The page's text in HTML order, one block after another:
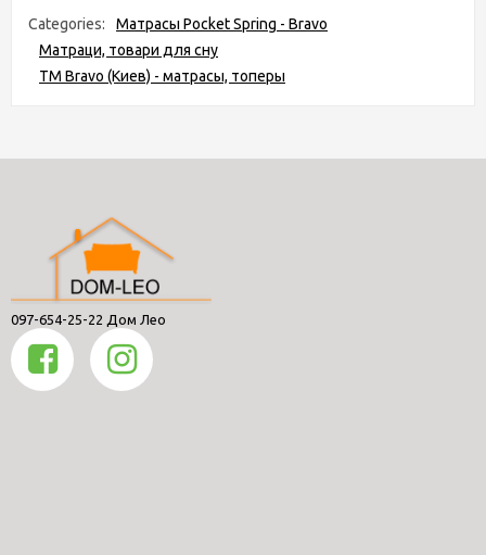
Categories:
Матрасы Pocket Spring - Bravo
Матраци, товари для сну
ТМ Bravo (Киев) - матрасы, топеры
097-654-25-22 Дом Лео